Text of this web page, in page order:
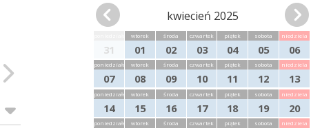
kwiecień 2025
31
wtorek
01
środa
02
czwartek
03
piątek
04
sobota
05
niedziela
06
poniedziałek
07
wtorek
08
środa
09
czwartek
10
piątek
11
sobota
12
niedziela
13
poniedziałek
14
wtorek
15
środa
16
czwartek
17
piątek
18
sobota
19
niedziela
20
poniedziałek wtorek środa czwartek piątek sobota niedziela